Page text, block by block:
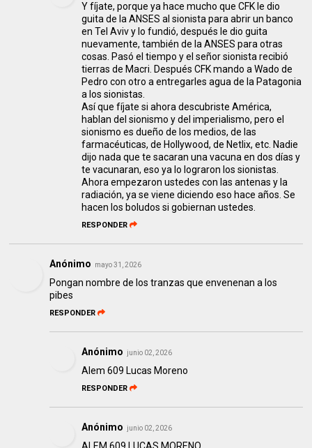
Y fíjate, porque ya hace mucho que CFK le dio
guita de la ANSES al sionista para abrir un banco
en Tel Aviv y lo fundió, después le dio guita
nuevamente, también de la ANSES para otras
cosas. Pasó el tiempo y el señor sionista recibió
tierras de Macri. Después CFK mando a Wado de
Pedro con otro a entregarles agua de la Patagonia
a los sionistas.
Así que fíjate si ahora descubriste América,
hablan del sionismo y del imperialismo, pero el
sionismo es dueño de los medios, de las
farmacéuticas, de Hollywood, de Netlix, etc. Nadie
dijo nada que te sacaran una vacuna en dos días y
te vacunaran, eso ya lo lograron los sionistas.
Ahora empezaron ustedes con las antenas y la
radiación, ya se viene diciendo eso hace años. Se
hacen los boludos si gobiernan ustedes.
RESPONDER
Anónimo mayo 31, 2026
Pongan nombre de los tranzas que envenenan a los
pibes
RESPONDER
Anónimo junio 02, 2026
Alem 609 Lucas Moreno
RESPONDER
Anónimo junio 02, 2026